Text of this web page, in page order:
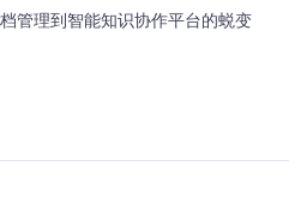
与格式初判
的智能内容提取
向转换
管理到智能知识协作平台的蜕变